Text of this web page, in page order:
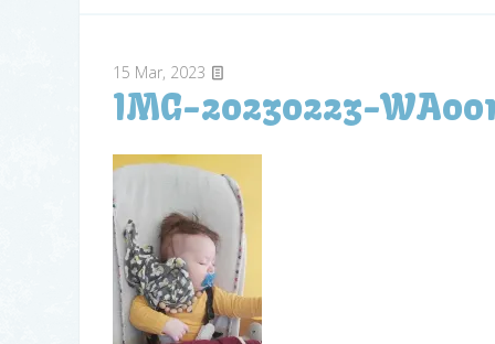
15 Mar, 2023
IMG-20230223-